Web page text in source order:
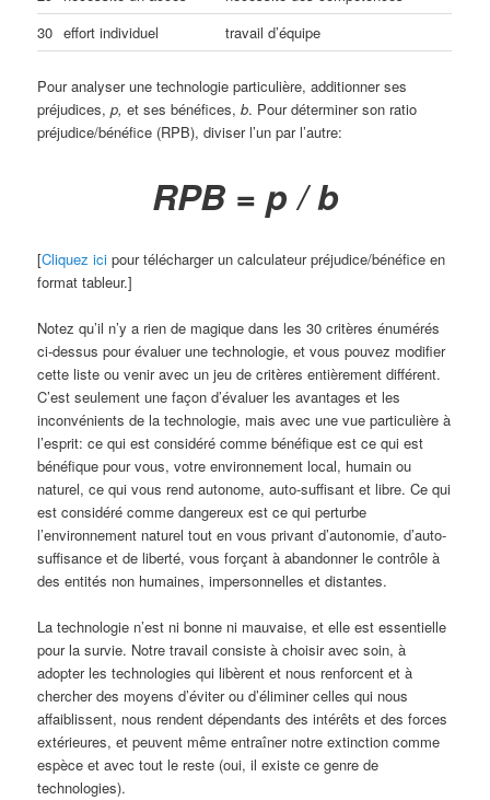
30 effort individuel travail d’équipe
Pour analyser une technologie particulière, additionner ses
préjudices,p, et ses bénéfices,b. Pour déterminer son ratio
préjudice/bénéfice (RPB), diviser l’un par l’autre:
RPB = p / b
[Cliquez ici pour télécharger un calculateur préjudice/bénéfice en
format tableur.]
Notez qu’il n’y a rien de magique dans les 30 critères énumérés
ci-dessus pour évaluer une technologie, et vous pouvez modifier
cette liste ou venir avec un jeu de critères entièrement différent.
C’est seulement une façon d’évaluer les avantages et les
inconvénients de la technologie, mais avec une vue particulière à
l’esprit: ce qui est considéré comme bénéfique est ce qui est
bénéfique pour vous, votre environnement local, humain ou
naturel, ce qui vous rend autonome, auto-suffisant et libre. Ce qui
est considéré comme dangereux est ce qui perturbe
l’environnement naturel tout en vous privant d’autonomie, d’auto-
suffisance et de liberté, vous forçant à abandonner le contrôle à
des entités non humaines, impersonnelles et distantes.
La technologie n’est ni bonne ni mauvaise, et elle est essentielle
pour la survie. Notre travail consiste à choisir avec soin, à
adopter les technologies qui libèrent et nous renforcent et à
chercher des moyens d’éviter ou d’éliminer celles qui nous
affaiblissent, nous rendent dépendants des intérêts et des forces
extérieures, et peuvent même entraîner notre extinction comme
espèce et avec tout le reste (oui, il existe ce genre de
technologies).